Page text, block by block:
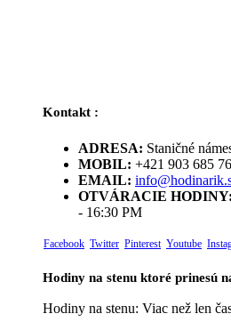
Kontakt :
ADRESA: Staničné
MOBIL: +421 903 685
EMAIL:
OTVÁRACIE HODINY:
- 16:30 PM
Facebook Twitter Pinterest Youtube
Hodiny na stenu ktoré prinesú
Hodiny na stenu: Viac než len